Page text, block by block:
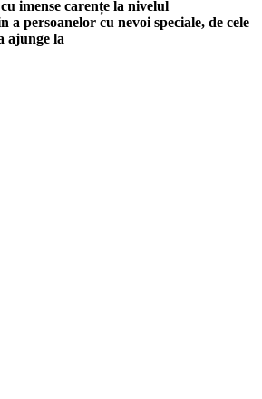
imense carențe la nivelul
a persoanelor cu nevoi speciale, de cele
ajunge la